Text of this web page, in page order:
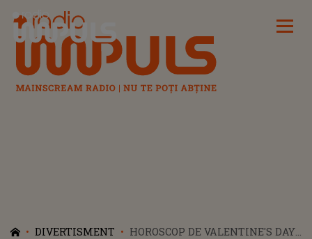
Radio Impuls
DIVERTISMENT
HOROSCOP DE VALENTINE'S DAY